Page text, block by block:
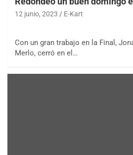
12 junio, 2023 E-Kart
Con un gran trabajo en la Final,
Merlo, cerró en el…